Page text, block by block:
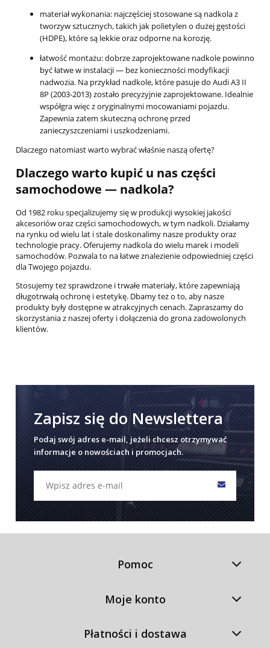
materiał wykonania: najczęściej stosowane są nadkola z
tworzyw sztucznych, takich jak polietylen o dużej gęstości
(HDPE), które są lekkie oraz odporne na korozję.
łatwość montażu: dobrze zaprojektowane nadkole powinno
być łatwe w instalacji — bez konieczności modyfikacji
nadwozia. Na przykład nadkole, które pasuje do Audi A3 II
8P (2003-2013) zostało precyzyjnie zaprojektowane. Idealnie
współgra więc z oryginalnymi mocowaniami pojazdu.
Zapewnia zatem skuteczną ochronę przed
zanieczyszczeniami i uszkodzeniami.
Dlaczego natomiast warto wybrać właśnie naszą ofertę?
Dlaczego warto kupić u nas części
samochodowe — nadkola?
Od 1982 roku specjalizujemy się w produkcji wysokiej jakości
akcesoriów oraz części samochodowych, w tym nadkoli. Działamy
na rynku od wielu lat i stale doskonalimy nasze produkty oraz
technologie pracy. Oferujemy nadkola do wielu marek i modeli
samochodów. Pozwala to na łatwe znalezienie odpowiedniej części
dla Twojego pojazdu.
Stosujemy też sprawdzone i trwałe materiały, które zapewniają
długotrwałą ochronę i estetykę. Dbamy też o to, aby nasze
produkty były dostępne w atrakcyjnych cenach. Zapraszamy do
skorzystania z naszej oferty i dołączenia do grona zadowolonych
klientów.
Zapisz się do Newslettera
Podaj swój adres e-mail, jeżeli chcesz otrzymywać
informacje o nowościach i promocjach.
Pomoc
Moje konto
Płatności i dostawa